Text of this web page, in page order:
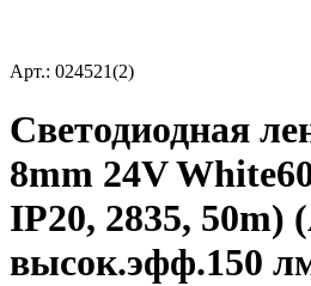
Арт.: 024521(2)
Светодиодная
8mm 24V
IP20, 2835, 50m)
высок.эфф.150